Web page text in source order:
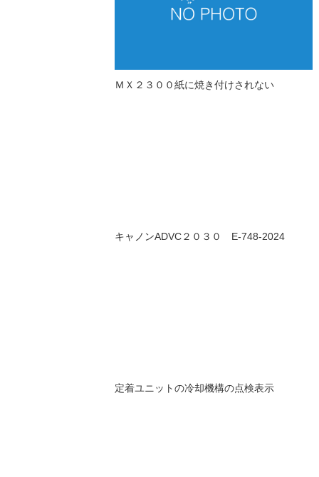
ＭＸ２３００紙に焼き付けされない
キャノンADVC２０３０ E-748-2024
定着ユニットの冷却機構の点検表示